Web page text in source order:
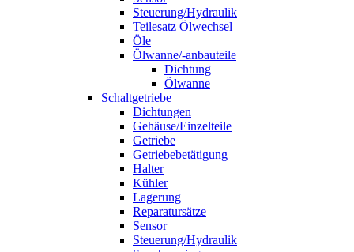
Steuerung/Hydraulik
Teilesatz Ölwechsel
Öle
Ölwanne/-anbauteile
Dichtung
Ölwanne
Schaltgetriebe
Dichtungen
Gehäuse/Einzelteile
Getriebe
Getriebebetätigung
Halter
Kühler
Lagerung
Reparatursätze
Sensor
Steuerung/Hydraulik